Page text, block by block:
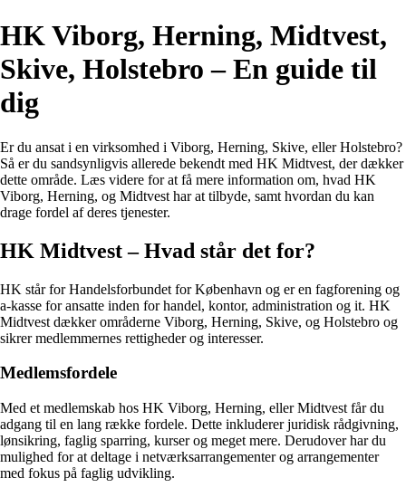
HK Viborg, Herning, Midtvest,
Skive, Holstebro – En guide til
dig
Er du ansat i en virksomhed i Viborg, Herning, Skive, eller Holstebro?
Så er du sandsynligvis allerede bekendt med HK Midtvest, der dækker
dette område. Læs videre for at få mere information om, hvad HK
Viborg, Herning, og Midtvest har at tilbyde, samt hvordan du kan
drage fordel af deres tjenester.
HK Midtvest – Hvad står det for?
HK står for Handelsforbundet for København og er en fagforening og
a-kasse for ansatte inden for handel, kontor, administration og it. HK
Midtvest dækker områderne Viborg, Herning, Skive, og Holstebro og
sikrer medlemmernes rettigheder og interesser.
Medlemsfordele
Med et medlemskab hos HK Viborg, Herning, eller Midtvest får du
adgang til en lang række fordele. Dette inkluderer juridisk rådgivning,
lønsikring, faglig sparring, kurser og meget mere. Derudover har du
mulighed for at deltage i netværksarrangementer og arrangementer
med fokus på faglig udvikling.